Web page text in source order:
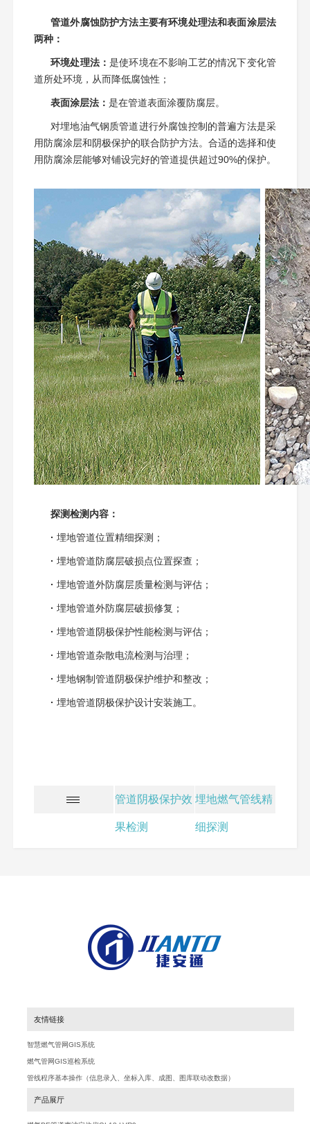
管道外腐蚀防护方法主要有环境处理法和表面涂层法
两种：
环境处理法：是使环境在不影响工艺的情况下变化管
道所处环境，从而降低腐蚀性；
表面涂层法： 是在管道表面涂覆防腐层。
对埋地油气钢质管道进行外腐蚀控制的普遍方法是采
用防腐涂层和阴极保护的联合防护方法。合适的选择和使
用防腐涂层能够对铺设完好的管道提供超过90%的保护。
探测检测内容：
· 埋地管道位置精细探测；
· 埋地管道防腐层破损点位置探查；
· 埋地管道外防腐层质量检测与评估；
· 埋地管道外防腐层破损修复；
· 埋地管道阴极保护性能检测与评估；
· 埋地管道杂散电流检测与治理；
· 埋地钢制管道阴极保护维护和整改；
· 埋地管道阴极保护设计安装施工。
管道阴极保护效
果检测
埋地燃气管线精
细探测
友情链接
智慧燃气管网GIS系统
燃气管网GIS巡检系统
管线程序基本操作（信息录入、坐标入库、成图、图库联动改数据）
产品展厅